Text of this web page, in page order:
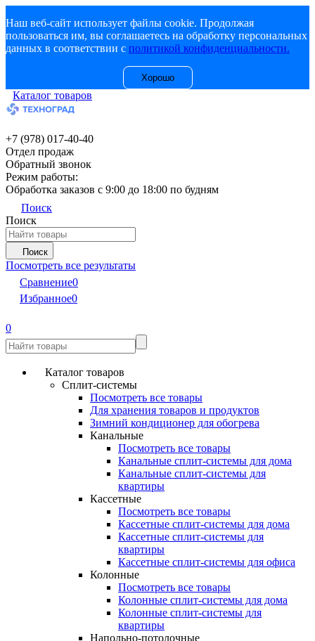
Наш веб-сайт использует файлы cookie. Продолжая
пользоваться им, вы соглашаетесь на обработку персональных
данных в соответствии с политикой конфиденциальности.
Хорошо
Каталог товаров
+7 (978) 017-40-40
Отдел продаж
Обратный звонок
Режим работы:
Обработка заказов с 9:00 до 18:00 по будням
Поиск
Поиск
Поиск
Посмотреть все результаты
Сравнение0
Избранное0
0
Каталог товаров
Сплит-системы
Посмотреть все товары
Для хранения товаров и продуктов
Зимний кондиционер для обогрева
Канальные
Посмотреть все товары
Канальные сплит-системы для дома
Канальные сплит-системы для
квартиры
Кассетные
Посмотреть все товары
Кассетные сплит-системы для дома
Кассетные сплит-системы для
квартиры
Кассетные сплит-системы для офиса
Колонные
Посмотреть все товары
Колонные сплит-системы для дома
Колонные сплит-системы для
квартиры
Напольно-потолочные